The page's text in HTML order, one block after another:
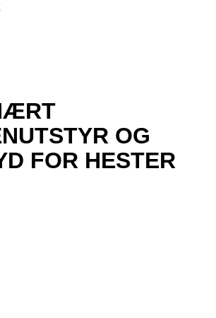
OG
FOR HESTER